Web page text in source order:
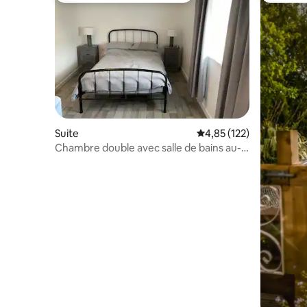
Suite Évaluation moyenne
4,85 (122)
Chambre double avec salle de bains au-